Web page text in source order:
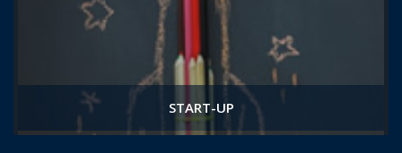
START-UP